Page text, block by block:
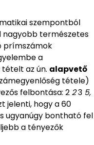
szempontból
természetes
prímszámok
a
az ún. alapvető
tétele)
felbontása: 2 23 5,
jelenti, hogy a 60
ugyanúgy bontható fel
a tényezők